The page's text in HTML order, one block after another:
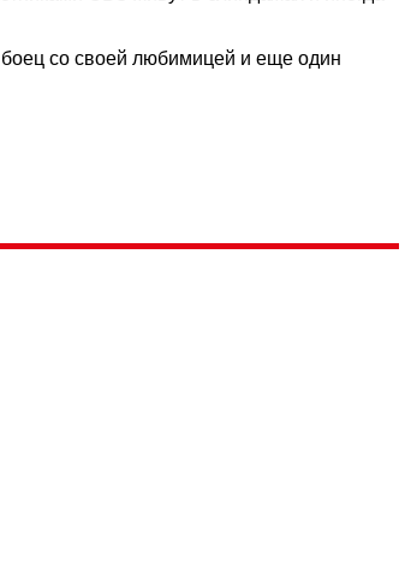
боец со своей любимицей и еще один